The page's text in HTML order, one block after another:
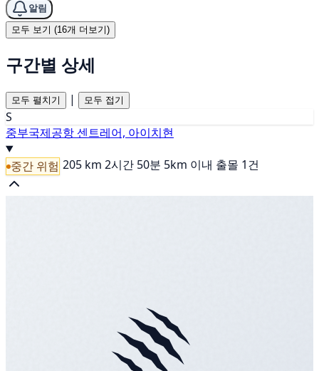
알림
모두 보기 (16개 더보기)
구간별 상세
모두 펼치기 | 모두 접기
S
중부국제공항 센트레어, 아이치현
중간 위험 205 km 2시간 50분 5km 이내 출몰 1건